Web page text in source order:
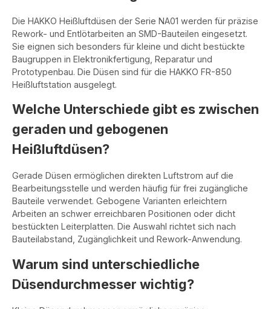
Die HAKKO Heißluftdüsen der Serie NA01 werden für präzise
Rework- und Entlötarbeiten an SMD-Bauteilen eingesetzt.
Sie eignen sich besonders für kleine und dicht bestückte
Baugruppen in Elektronikfertigung, Reparatur und
Prototypenbau. Die Düsen sind für die HAKKO FR-850
Heißluftstation ausgelegt.
Welche Unterschiede gibt es zwischen
geraden und gebogenen
Heißluftdüsen?
Gerade Düsen ermöglichen direkten Luftstrom auf die
Bearbeitungsstelle und werden häufig für frei zugängliche
Bauteile verwendet. Gebogene Varianten erleichtern
Arbeiten an schwer erreichbaren Positionen oder dicht
bestückten Leiterplatten. Die Auswahl richtet sich nach
Bauteilabstand, Zugänglichkeit und Rework-Anwendung.
Warum sind unterschiedliche
Düsendurchmesser wichtig?